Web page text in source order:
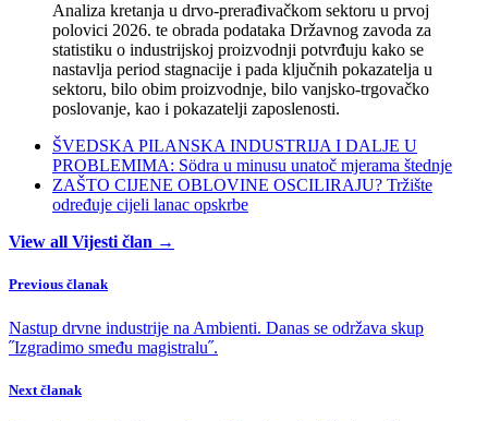
Analiza kretanja u drvo-prerađivačkom sektoru u prvoj
polovici 2026. te obrada podataka Državnog zavoda za
statistiku o industrijskoj proizvodnji potvrđuju kako se
nastavlja period stagnacije i pada ključnih pokazatelja u
sektoru, bilo obim proizvodnje, bilo vanjsko-trgovačko
poslovanje, kao i pokazatelji zaposlenosti.
ŠVEDSKA PILANSKA INDUSTRIJA I DALJE U
PROBLEMIMA: Södra u minusu unatoč mjerama štednje
ZAŠTO CIJENE OBLOVINE OSCILIRAJU? Tržište
određuje cijeli lanac opskrbe
View all Vijesti član →
Previous članak
Nastup drvne industrije na Ambienti. Danas se održava skup
˝Izgradimo smeđu magistralu˝.
Next članak